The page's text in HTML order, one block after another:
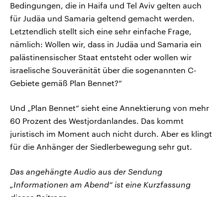
Bedingungen, die in Haifa und Tel Aviv gelten auch
für Judäa und Samaria geltend gemacht werden.
Letztendlich stellt sich eine sehr einfache Frage,
nämlich: Wollen wir, dass in Judäa und Samaria ein
palästinensischer Staat entsteht oder wollen wir
israelische Souveränität über die sogenannten C-
Gebiete gemäß Plan Bennet?“
Und „Plan Bennet“ sieht eine Annektierung von mehr
60 Prozent des Westjordanlandes. Das kommt
juristisch im Moment auch nicht durch. Aber es klingt
für die Anhänger der Siedlerbewegung sehr gut.
Das angehängte Audio aus der Sendung
„Informationen am Abend“ ist eine Kurzfassung